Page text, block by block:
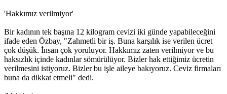
'Hakkımız verilmiyor'
Bir kadının tek başına 12 kilogram cevizi iki günde yapabileceğini
ifade eden Özbay, "Zahmetli bir iş. Buna karşılık ise verilen ücret
çok düşük. İnsan çok yoruluyor. Hakkımız zaten verilmiyor ve bu
haksızlık içinde kadınlar sömürülüyor. Bizler hak ettiğimiz ücretin
verilmesini istiyoruz. Bizler bu işle aileye bakıyoruz. Ceviz firmaları
buna da dikkat etmeli" dedi.